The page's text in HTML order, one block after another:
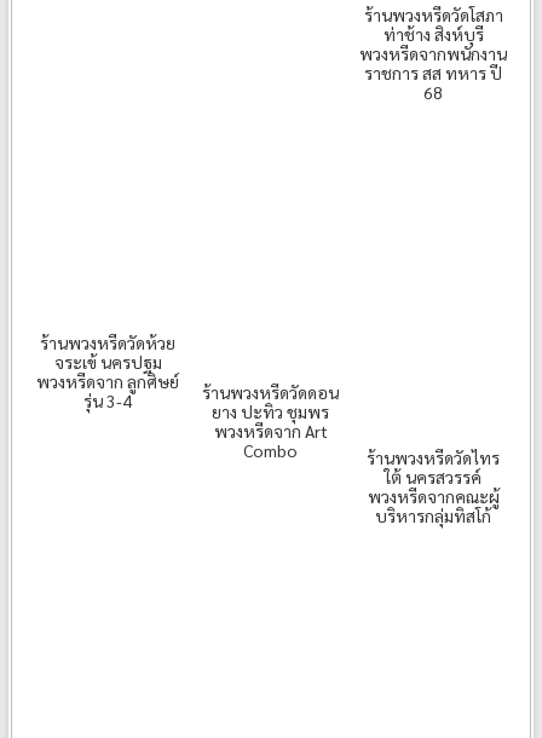
ร้านพวงหรีดวัดโสภา
ท่าช้าง สิงห์บุรี
พวงหรีดจากพนักงาน
ราชการ สส ทหาร ปี
68
ร้านพวงหรีดวัดห้วย
จระเข้ นครปฐม
พวงหรีดจาก ลูกศิษย์
รุ่น 3-4
ร้านพวงหรีดวัดดอน
ยาง ปะทิว ชุมพร
พวงหรีดจาก Art
Combo
ร้านพวงหรีดวัดไทร
ใต้ นครสวรรค์
พวงหรีดจากคณะผู้
บริหารกลุ่มทิสโก้